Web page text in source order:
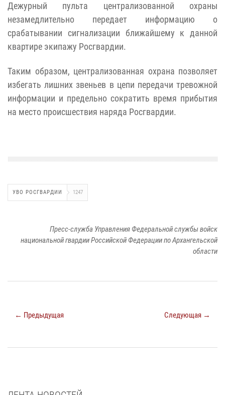
Дежурный пульта централизованной охраны
незамедлительно передает информацию о
срабатывании сигнализации ближайшему к данной
квартире экипажу Росгвардии.
Таким образом, централизованная охрана позволяет
избегать лишних звеньев в цепи передачи тревожной
информации и предельно сократить время прибытия
на место происшествия наряда Росгвардии.
УВО РОСГВАРДИИ 1247
Пресс-служба Управления Федеральной службы войск
национальной гвардии Российской Федерации по Архангельской
области
← Предыдущая Следующая →